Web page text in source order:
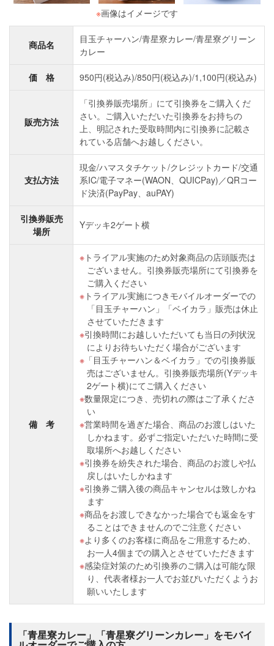
※画像はイメージです
商品名
目玉チャーハン/青星寮カレー/青星寮グリーン
カレー
価 格 950円(税込み)/850円(税込み)/1,100円(税込み)
販売方法
「引換券販売場所」にて引換券をご購入くだ
さい。ご購入いただいた引換券をお持ちの
上、明記された受取時間内に引換券に記載さ
れている店舗へお越しください。
支払方法
現金/ハマスタチケット/クレジットカード/交通
系IC/電子マネー(WAON、QUICPay)／QRコー
ド決済(PayPay、auPAY)
引換券販売
場所
Yデッキ2ゲート横
備 考
トライアル実施のため対象商品の店頭販売は
ございません。引換券販売場所にて引換券を
ご購入ください
トライアル実施につきモバイルオーダーでの
「目玉チャーハン」「ベイカラ」販売は休止
させていただきます
引換時間にお越しいただいても当日の列状況
によりお待ちいただく場合がございます
「目玉チャーハン＆ベイカラ」での引換券販
売はございません。引換券販売場所(Yデッキ
2ゲート横)にてご購入ください
数量限定につき、売切れの際はご了承くださ
い
営業時間を過ぎた場合、商品のお渡しはいた
しかねます。必ずご指定いただいた時間に受
取場所へお越しください
引換券を紛失された場合、商品のお渡しや払
戻しはいたしかねます
引換券ご購入後の商品キャンセルは致しかね
ます
商品をお渡しできなかった場合でも返金をす
ることはできませんのでご注意ください
より多くのお客様に商品をご用意するため、
お一人4個までの購入とさせていただきます
感染症対策のため引換券のご購入は可能な限
り、代表者様お一人でお並びいただくようお
願いいたします
「青星寮カレー」「青星寮グリーンカレー」をモバイ